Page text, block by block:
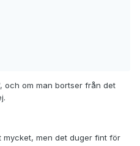
och om man bortser från det
mycket, men det duger fint för